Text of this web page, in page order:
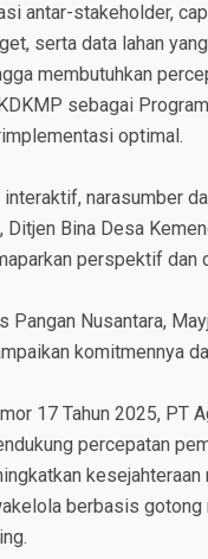
antar-stakeholder,
serta data lahan
membutuhkan
sebagai
optimal.
narasumber
Ditjen Bina Desa
perspektif dan
Pangan Nusantara,
komitmennya
17 Tahun 2025, PT
percepatan
kesejahteraan
berbasis gotong